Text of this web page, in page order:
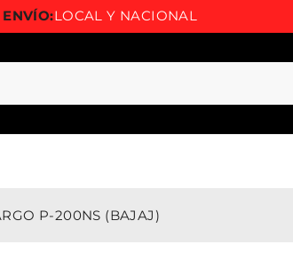
ENVÍO:LOCAL Y NACIONAL
P-200NS (BAJAJ)